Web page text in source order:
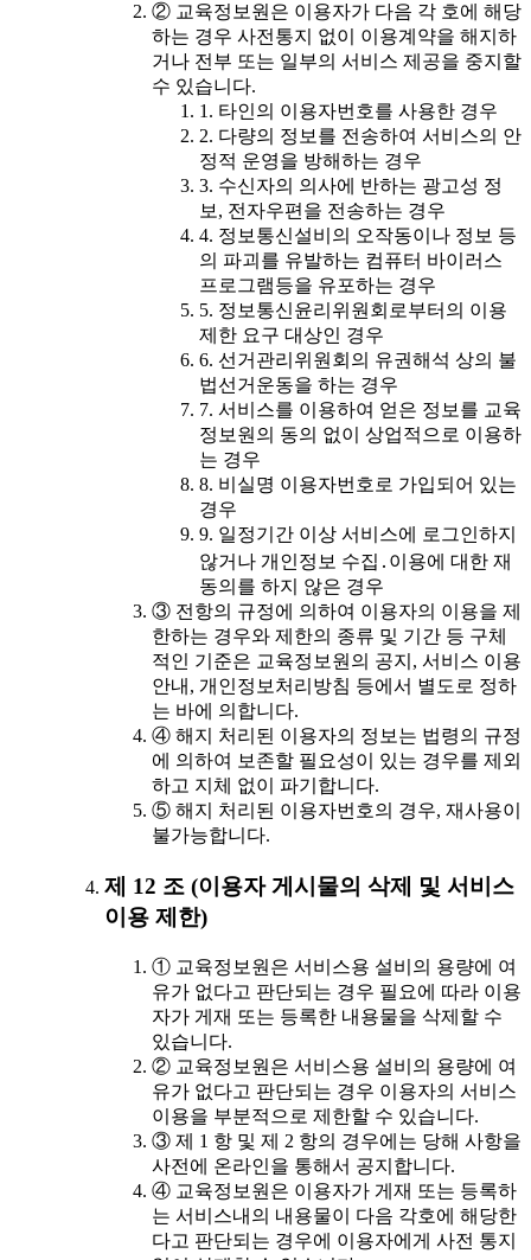
② 교육정보원은 이용자가 다음 각 호에 해당
하는 경우 사전통지 없이 이용계약을 해지하
거나 전부 또는 일부의 서비스 제공을 중지할
수 있습니다.
1. 타인의 이용자번호를 사용한 경우
2. 다량의 정보를 전송하여 서비스의 안
정적 운영을 방해하는 경우
3. 수신자의 의사에 반하는 광고성 정
보, 전자우편을 전송하는 경우
4. 정보통신설비의 오작동이나 정보 등
의 파괴를 유발하는 컴퓨터 바이러스
프로그램등을 유포하는 경우
5. 정보통신윤리위원회로부터의 이용
제한 요구 대상인 경우
6. 선거관리위원회의 유권해석 상의 불
법선거운동을 하는 경우
7. 서비스를 이용하여 얻은 정보를 교육
정보원의 동의 없이 상업적으로 이용하
는 경우
8. 비실명 이용자번호로 가입되어 있는
경우
9. 일정기간 이상 서비스에 로그인하지
않거나 개인정보 수집․이용에 대한 재
동의를 하지 않은 경우
③ 전항의 규정에 의하여 이용자의 이용을 제
한하는 경우와 제한의 종류 및 기간 등 구체
적인 기준은 교육정보원의 공지, 서비스 이용
안내, 개인정보처리방침 등에서 별도로 정하
는 바에 의합니다.
④ 해지 처리된 이용자의 정보는 법령의 규정
에 의하여 보존할 필요성이 있는 경우를 제외
하고 지체 없이 파기합니다.
⑤ 해지 처리된 이용자번호의 경우, 재사용이
불가능합니다.
제 12 조 (이용자 게시물의 삭제 및 서비스
이용 제한)
① 교육정보원은 서비스용 설비의 용량에 여
유가 없다고 판단되는 경우 필요에 따라 이용
자가 게재 또는 등록한 내용물을 삭제할 수
있습니다.
② 교육정보원은 서비스용 설비의 용량에 여
유가 없다고 판단되는 경우 이용자의 서비스
이용을 부분적으로 제한할 수 있습니다.
③ 제 1 항 및 제 2 항의 경우에는 당해 사항을
사전에 온라인을 통해서 공지합니다.
④ 교육정보원은 이용자가 게재 또는 등록하
는 서비스내의 내용물이 다음 각호에 해당한
다고 판단되는 경우에 이용자에게 사전 통지